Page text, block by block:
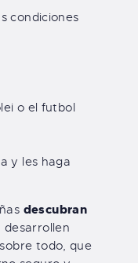
condiciones
o el futbol
y les haga
descubran
desarrollen
todo, que